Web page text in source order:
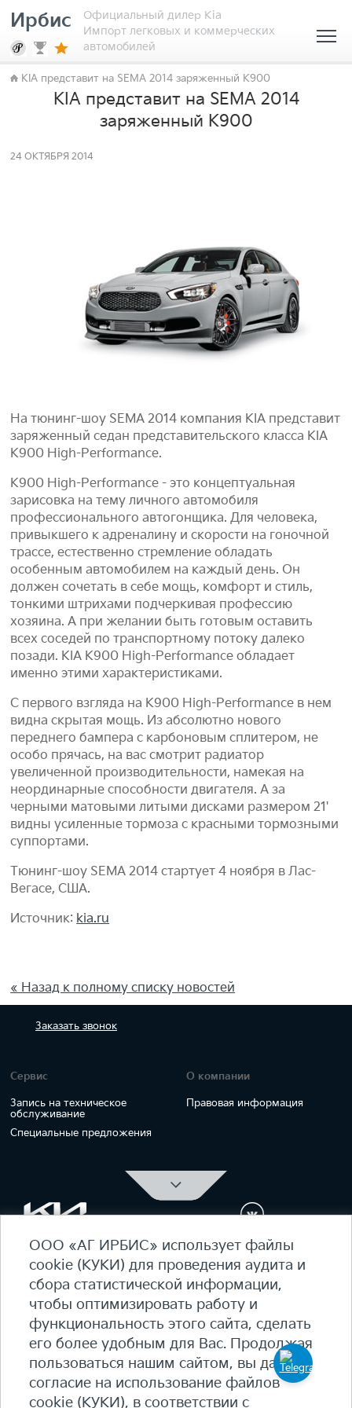
Ирбис
Официальный дилер Kia
Импорт легковых и коммерческих
автомобилей
KIA представит на SEMA 2014 заряженный K900
KIA представит на SEMA 2014
заряженный K900
24 ОКТЯБРЯ 2014
На тюнинг-шоу SEMA 2014 компания KIA представит
заряженный седан представительского класса KIA
K900 High-Performance.
K900 High-Performance - это концептуальная
зарисовка на тему личного автомобиля
профессионального автогонщика. Для человека,
привыкшего к адреналину и скорости на гоночной
трассе, естественно стремление обладать
особенным автомобилем на каждый день. Он
должен сочетать в себе мощь, комфорт и стиль,
тонкими штрихами подчеркивая профессию
хозяина. А при желании быть готовым оставить
всех соседей по транспортному потоку далеко
позади. KIA K900 High-Performance обладает
именно этими характеристиками.
С первого взгляда на K900 High-Performance в нем
видна скрытая мощь. Из абсолютно нового
переднего бампера с карбоновым сплитером, не
особо прячась, на вас смотрит радиатор
увеличенной производительности, намекая на
неординарные способности двигателя. А за
черными матовыми литыми дисками размером 21'
видны усиленные тормоза с красными тормозными
суппортами.
Тюнинг-шоу SEMA 2014 стартует 4 ноября в Лас-
Вегасе, США.
Источник: kia.ru
« Назад к полному списку новостей
Заказать звонок
Сервис
Запись на техническое
обслуживание
Специальные предложения
О компании
Правовая информация
ОФИЦИАЛЬНЫЙ ДИЛЕР Kia Ирбис
ежедневно 09:00 - 21:00
7 (495) 476-39-64
Карта сайта
Политика конфиденциальности
Политика КУКИ (cookie)
+7(495) 644-18-18
ООО «АГ ИРБИС» использует файлы
cookie (КУКИ) для проведения аудита и
сбора статистической информации,
чтобы оптимизировать работу и
функциональность этого сайта, сделать
его более удобным для Вас. Продолжая
пользоваться нашим сайтом, вы даете
согласие на использование файлов
cookie (КУКИ), в соответствии с